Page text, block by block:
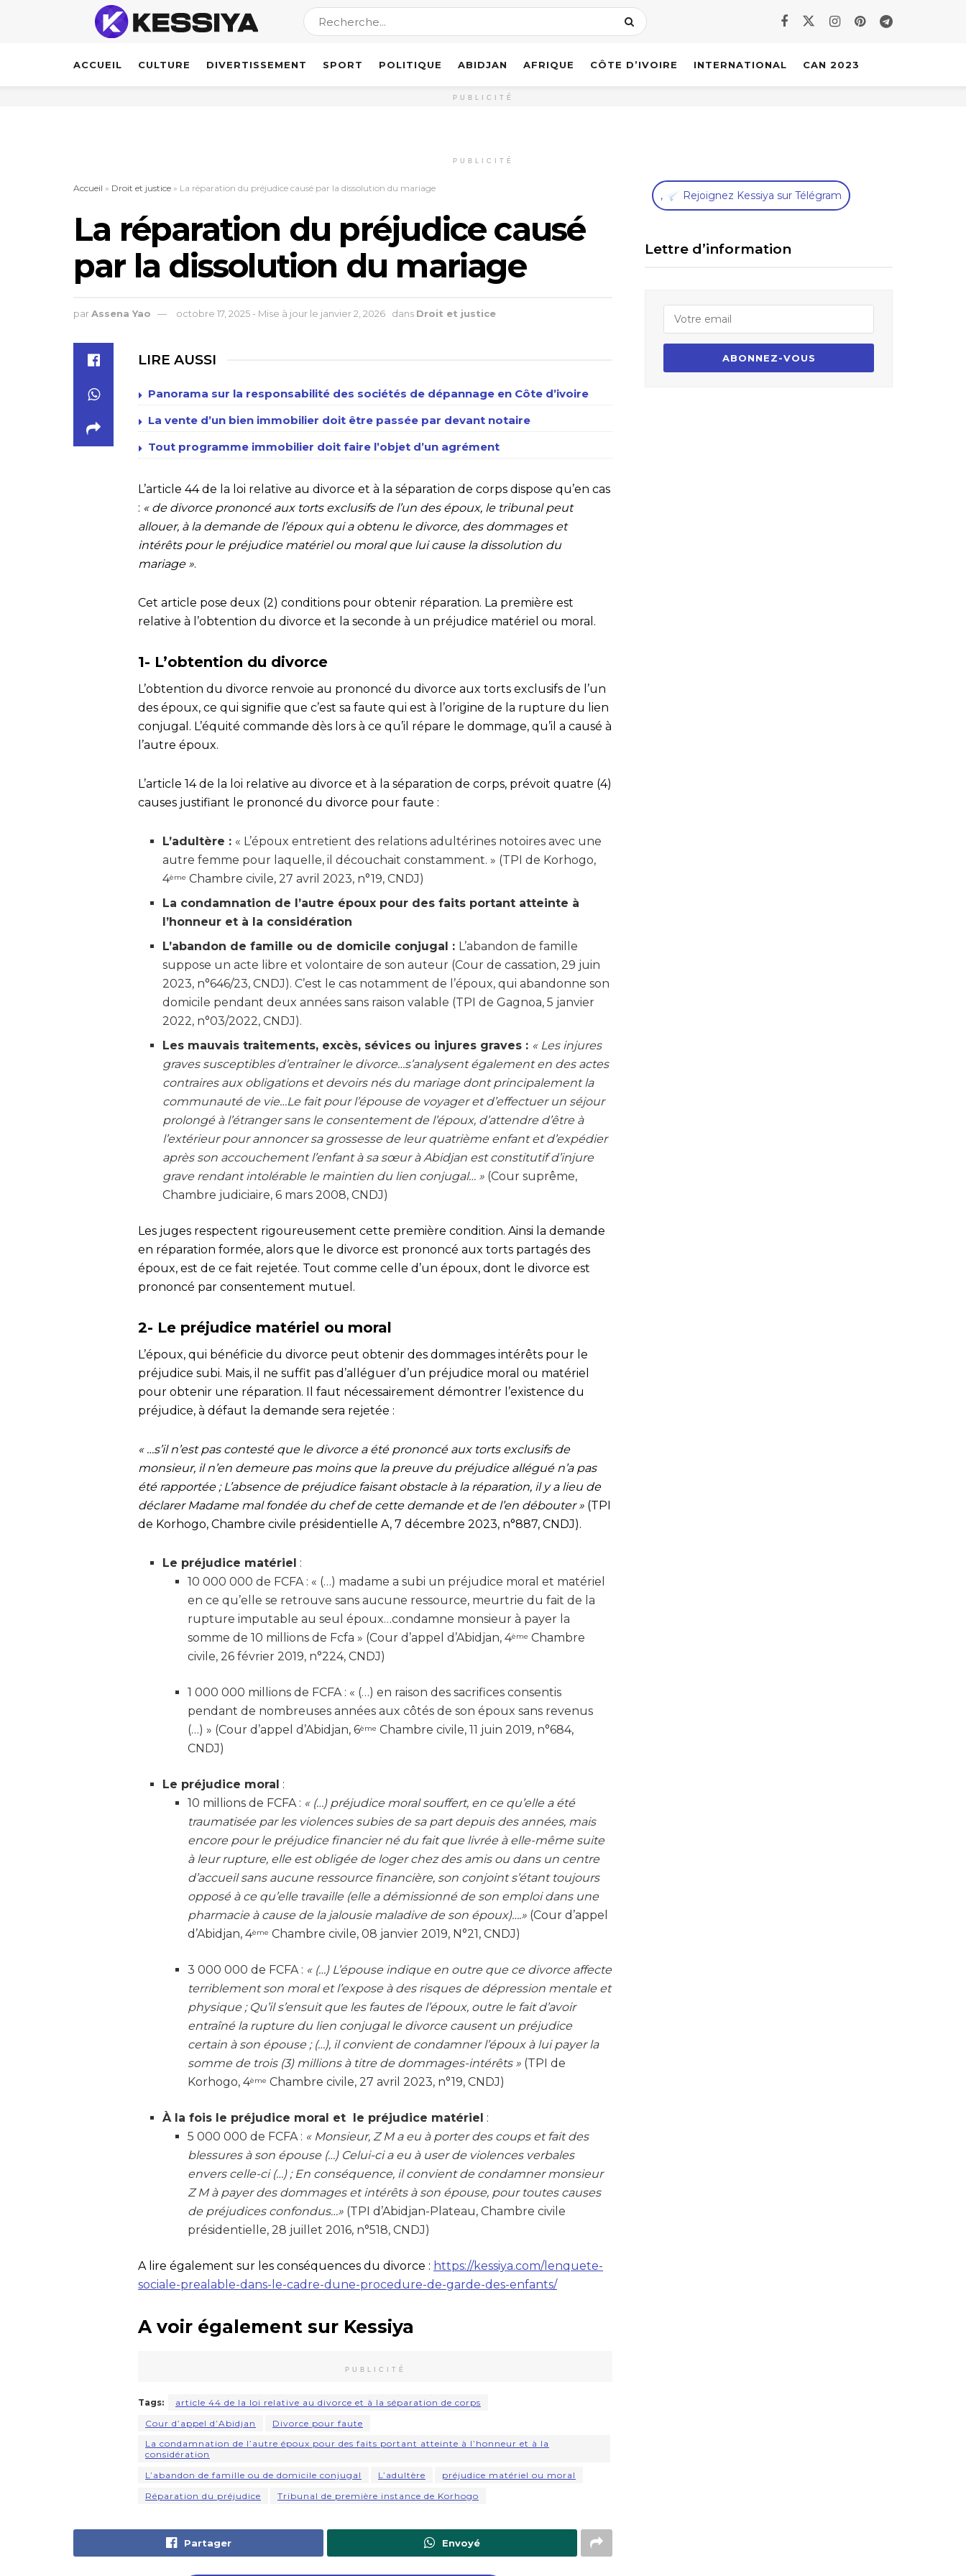
ACCUEIL CULTURE DIVERTISSEMENT SPORT POLITIQUE ABIDJAN AFRIQUE CÔTE D’IVOIRE INTERNATIONAL CAN 2023
PUBLICITÉ
PUBLICITÉ
Accueil » Droit et justice » La réparation du préjudice causé par la dissolution du mariage
La réparation du préjudice causé
par la dissolution du mariage
parAssena Yao octobre 17, 2025 - Mise à jour le janvier 2, 2026 dans Droit et justice
LIRE AUSSI
Panorama sur la responsabilité des sociétés de dépannage en Côte d’ivoire
La vente d’un bien immobilier doit être passée par devant notaire
Tout programme immobilier doit faire l’objet d’un agrément
L’article 44 de la loi relative au divorce et à la séparation de corps dispose qu’en cas
: « de divorce prononcé aux torts exclusifs de l’un des époux, le tribunal peut
allouer, à la demande de l’époux qui a obtenu le divorce, des dommages et
intérêts pour le préjudice matériel ou moral que lui cause la dissolution du
mariage ».
Cet article pose deux (2) conditions pour obtenir réparation. La première est
relative à l’obtention du divorce et la seconde à un préjudice matériel ou moral.
1- L’obtention du divorce
L’obtention du divorce renvoie au prononcé du divorce aux torts exclusifs de l’un
des époux, ce qui signifie que c’est sa faute qui est à l’origine de la rupture du lien
conjugal. L’équité commande dès lors à ce qu’il répare le dommage, qu’il a causé à
l’autre époux.
L’article 14 de la loi relative au divorce et à la séparation de corps, prévoit quatre (4)
causes justifiant le prononcé du divorce pour faute :
L’adultère : « L’époux entretient des relations adultérines notoires avec une
autre femme pour laquelle, il découchait constamment. » (TPI de Korhogo,
4ème Chambre civile, 27 avril 2023, n°19, CNDJ)
La condamnation de l’autre époux pour des faits portant atteinte à
l’honneur et à la considération
L’abandon de famille ou de domicile conjugal : L’abandon de famille
suppose un acte libre et volontaire de son auteur (Cour de cassation, 29 juin
2023, n°646/23, CNDJ). C’est le cas notamment de l’époux, qui abandonne son
domicile pendant deux années sans raison valable (TPI de Gagnoa, 5 janvier
2022, n°03/2022, CNDJ).
Les mauvais traitements, excès, sévices ou injures graves : « Les injures
graves susceptibles d’entraîner le divorce…s’analysent également en des actes
contraires aux obligations et devoirs nés du mariage dont principalement la
communauté de vie…Le fait pour l’épouse de voyager et d’effectuer un séjour
prolongé à l’étranger sans le consentement de l’époux, d’attendre d’être à
l’extérieur pour annoncer sa grossesse de leur quatrième enfant et d’expédier
après son accouchement l’enfant à sa sœur à Abidjan est constitutif d’injure
grave rendant intolérable le maintien du lien conjugal… » (Cour suprême,
Chambre judiciaire, 6 mars 2008, CNDJ)
Les juges respectent rigoureusement cette première condition. Ainsi la demande
en réparation formée, alors que le divorce est prononcé aux torts partagés des
époux, est de ce fait rejetée. Tout comme celle d’un époux, dont le divorce est
prononcé par consentement mutuel.
2- Le préjudice matériel ou moral
L’époux, qui bénéficie du divorce peut obtenir des dommages intérêts pour le
préjudice subi. Mais, il ne suffit pas d’alléguer d’un préjudice moral ou matériel
pour obtenir une réparation. Il faut nécessairement démontrer l’existence du
préjudice, à défaut la demande sera rejetée :
« …s’il n’est pas contesté que le divorce a été prononcé aux torts exclusifs de
monsieur, il n’en demeure pas moins que la preuve du préjudice allégué n’a pas
été rapportée ; L’absence de préjudice faisant obstacle à la réparation, il y a lieu de
déclarer Madame mal fondée du chef de cette demande et de l’en débouter » (TPI
de Korhogo, Chambre civile présidentielle A, 7 décembre 2023, n°887, CNDJ).
Le préjudice matériel :
10 000 000 de FCFA : « (…) madame a subi un préjudice moral et matériel
en ce qu’elle se retrouve sans aucune ressource, meurtrie du fait de la
rupture imputable au seul époux…condamne monsieur à payer la
somme de 10 millions de Fcfa » (Cour d’appel d’Abidjan, 4ème Chambre
civile, 26 février 2019, n°224, CNDJ)
1 000 000 millions de FCFA : « (…) en raison des sacrifices consentis
pendant de nombreuses années aux côtés de son époux sans revenus
(…) » (Cour d’appel d’Abidjan, 6ème Chambre civile, 11 juin 2019, n°684,
CNDJ)
Le préjudice moral :
10 millions de FCFA : « (…) préjudice moral souffert, en ce qu’elle a été
traumatisée par les violences subies de sa part depuis des années, mais
encore pour le préjudice financier né du fait que livrée à elle-même suite
à leur rupture, elle est obligée de loger chez des amis ou dans un centre
d’accueil sans aucune ressource financière, son conjoint s’étant toujours
opposé à ce qu’elle travaille (elle a démissionné de son emploi dans une
pharmacie à cause de la jalousie maladive de son époux)….» (Cour d’appel
d’Abidjan, 4ème Chambre civile, 08 janvier 2019, N°21, CNDJ)
3 000 000 de FCFA : « (…) L’épouse indique en outre que ce divorce affecte
terriblement son moral et l’expose à des risques de dépression mentale et
physique ; Qu’il s’ensuit que les fautes de l’époux, outre le fait d’avoir
entraîné la rupture du lien conjugal le divorce causent un préjudice
certain à son épouse ; (…), il convient de condamner l’époux à lui payer la
somme de trois (3) millions à titre de dommages-intérêts »(TPI de
Korhogo, 4ème Chambre civile, 27 avril 2023, n°19, CNDJ)
À la fois le préjudice moral et le préjudice matériel :
5 000 000 de FCFA : « Monsieur, Z M a eu à porter des coups et fait des
blessures à son épouse (…) Celui-ci a eu à user de violences verbales
envers celle-ci (…) ; En conséquence, il convient de condamner monsieur
Z M à payer des dommages et intérêts à son épouse, pour toutes causes
de préjudices confondus…»(TPI d’Abidjan-Plateau, Chambre civile
présidentielle, 28 juillet 2016, n°518, CNDJ)
A lire également sur les conséquences du divorce : https://kessiya.com/lenquete-
sociale-prealable-dans-le-cadre-dune-procedure-de-garde-des-enfants/
A voir également sur Kessiya
PUBLICITÉ
Tags:
article 44 de la loi relative au divorce et à la séparation de corps
Cour d’appel d’Abidjan
Divorce pour faute
La condamnation de l’autre époux pour des faits portant atteinte à l’honneur et à la
considération
L’abandon de famille ou de domicile conjugal
L’adultère
préjudice matériel ou moral
Réparation du préjudice
Tribunal de première instance de Korhogo
Partager Envoyé
, Rejoignez Kessiya sur Télégram
Lettre d’information